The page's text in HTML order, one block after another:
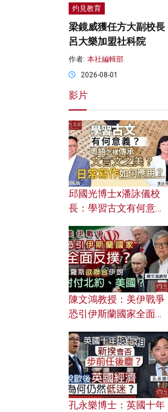
灼見教育
梁鏡威獲任方大副校長
呂大樂加盟社科院
作者: 本社編輯部
2026-08-01
影片
邱國光博士x潘詠儀校
長：學習古文有何意
文之美？ 日常寫作如何
應用？
陳文鴻教授：美伊戰爭
恐引伊斯蘭國家全面反
對付北約美國？
孔永樂博士：英國十年